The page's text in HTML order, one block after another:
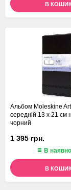
В
Альбом Moleskine
середній 13 х 21 см
чорний
1 395 грн.
В
В